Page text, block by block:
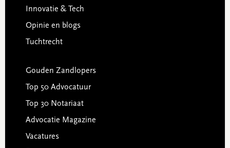
Innovatie & Tech
Opinie en blogs
Tuchtrecht
Gouden Zandlopers
Top 50 Advocatuur
Top 30 Notariaat
Advocatie Magazine
Vacatures